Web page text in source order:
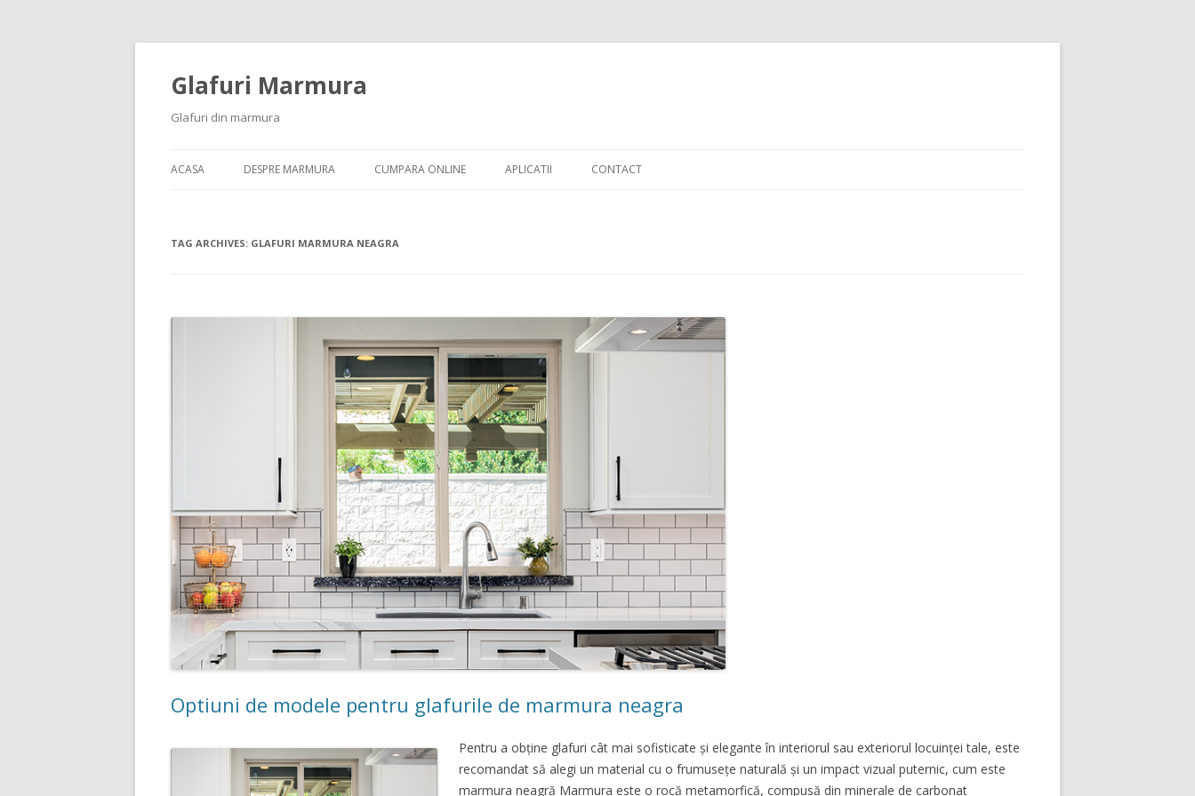
Glafuri Marmura
Glafuri din marmura
ACASA DESPRE MARMURA CUMPARA ONLINE APLICATII CONTACT
TAG ARCHIVES: GLAFURI MARMURA NEAGRA
Optiuni de modele pentru glafurile de marmura neagra
Pentru a obține glafuri cât mai sofisticate și elegante în interiorul sau exteriorul locuinței tale, este
recomandat să alegi un material cu o frumusețe naturală și un impact vizual puternic, cum este
marmura neagră Marmura este o rocă metamorfică, compusă din minerale de carbonat